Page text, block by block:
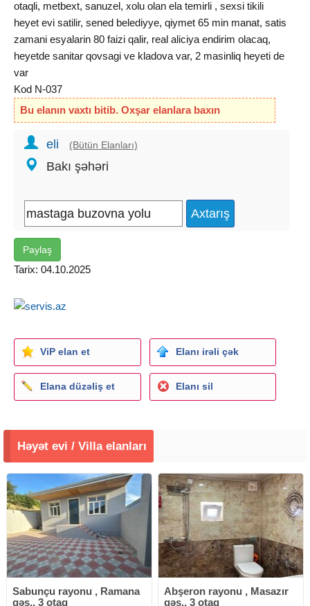
otaqli, metbext, sanuzel, xolu olan ela temirli , sexsi tikili
heyet evi satilir, sened belediyye, qiymet 65 min manat, satis
zamani esyalarin 80 faizi qalir, real aliciya endirim olacaq,
heyetde sanitar qovsagi ve kladova var, 2 masinliq heyeti de
var
Kod N-037
Bu elanın vaxtı bitib. Oxşar elanlara baxın
eli (Bütün Elanları)
Bakı şəhəri
Paylaş
Tarix: 04.10.2025
ViP elan et Elanı irəli çək
Elana düzəliş et Elanı sil
Həyət evi / Villa elanları
Sabunçu rayonu , Ramana
qəs., 3 otaq
Abşeron rayonu , Masazır
qəs., 3 otaq